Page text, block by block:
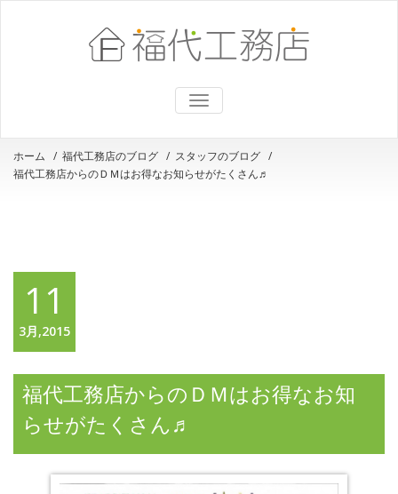
ナ
ビ
シ
ョ
ホーム / 福代工務店のブログ / スタッフのブログ /
福代工務店からのＤＭはお得なお知らせがたくさん♬
11
3月,2015
福代工務店からのＤＭはお得なお知
らせがたくさん♬